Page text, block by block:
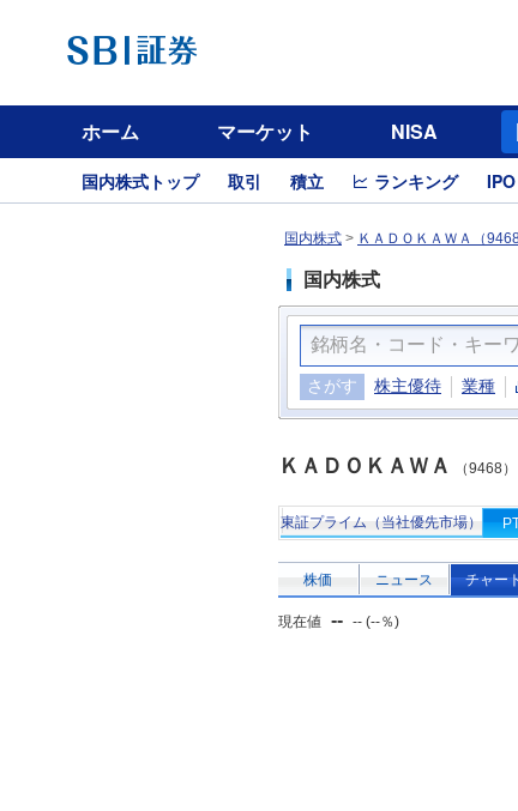
ホーム マーケット NISA
国内株式トップ 取引 積立 ランキング
国内株式 > ＫＡＤＯＫＡＷＡ（9468
国内株式
さがす 株主優待 業種
ＫＡＤＯＫＡＷＡ （9468）
東証プライム（当社優先市場）
株価 ニュース チャー
現在値 -- -- (--％)